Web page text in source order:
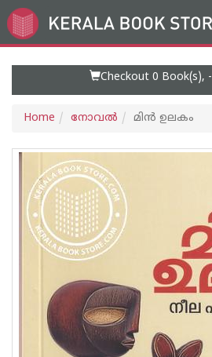
Go
to
Checkout 0 Book(s), -
Home നോവല്‍ മിൻ ഉലകം